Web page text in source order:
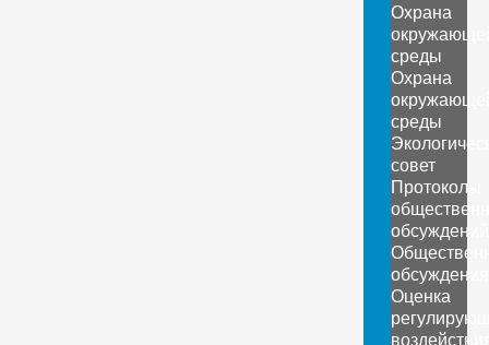
Охрана
среды
Охрана
среды
совет
Протоколы
обсуждений
обсуждения
Оценка